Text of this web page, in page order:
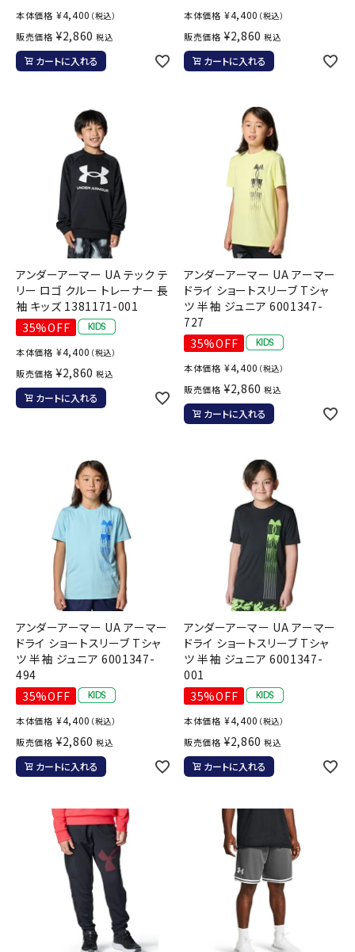
本体価格 ¥4,400 （税込）
販売価格 ¥2,860 税込
カートに入れる
本体価格 ¥4,400 （税込）
販売価格 ¥2,860 税込
カートに入れる
アンダーアーマー UA テック テ
リー ロゴ クルー トレーナー 長
袖 キッズ 1381171-001
35%OFF
本体価格 ¥4,400 （税込）
販売価格 ¥2,860 税込
カートに入れる
アンダーアーマー UA アーマー
ドライ ショートスリーブ Tシャ
ツ 半袖 ジュニア 6001347-
727
35%OFF
本体価格 ¥4,400 （税込）
販売価格 ¥2,860 税込
カートに入れる
アンダーアーマー UA アーマー
ドライ ショートスリーブ Tシャ
ツ 半袖 ジュニア 6001347-
494
35%OFF
本体価格 ¥4,400 （税込）
販売価格 ¥2,860 税込
カートに入れる
アンダーアーマー UA アーマー
ドライ ショートスリーブ Tシャ
ツ 半袖 ジュニア 6001347-
001
35%OFF
本体価格 ¥4,400 （税込）
販売価格 ¥2,860 税込
カートに入れる